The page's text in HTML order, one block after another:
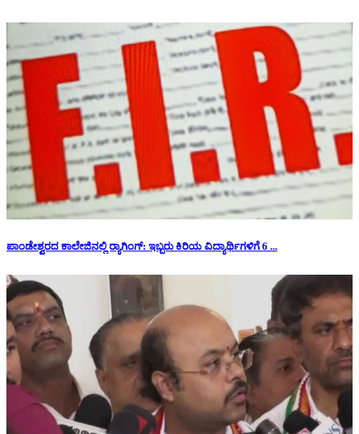
ಪಾಂಡೇಶ್ವರದ ಕಾಲೇಜಿನಲ್ಲಿ ರ‍್ಯಾಗಿಂಗ್: ಇಬ್ಬರು ಕಿರಿಯ ವಿದ್ಯಾರ್ಥಿಗಳಿಗೆ 6 ...